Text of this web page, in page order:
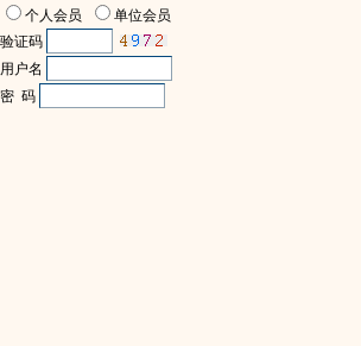
个人会员
单位会员
验证码
用户名
密 码